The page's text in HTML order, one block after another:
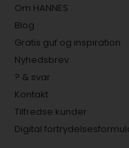
Om HANNES
Blog
Gratis guf og inspiration
Nyhedsbrev
? & svar
Kontakt
Tilfredse kunder
Digital